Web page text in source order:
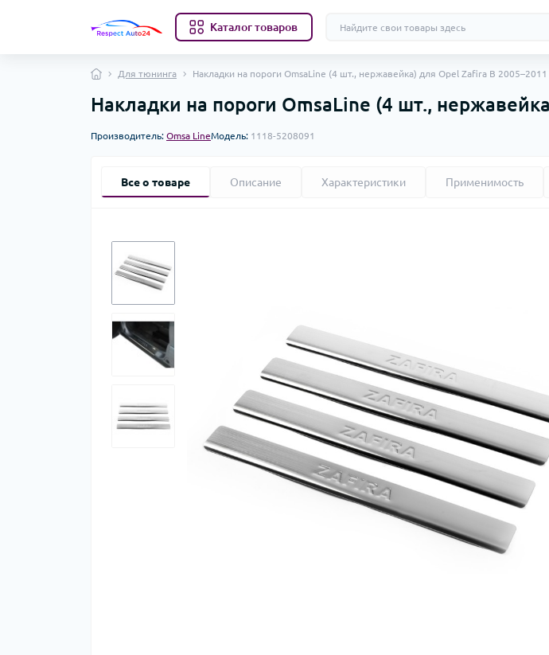
Каталог товаров
Для тюнинга Накладки на пороги OmsaLine (4 шт., нержавейка) для Opel Zafira B 2005–2011
Накладки на пороги OmsaLine (4 шт.,
Производитель: Omsa LineМодель: 1118-5208091
Все о товаре Описание Характеристики Применимость